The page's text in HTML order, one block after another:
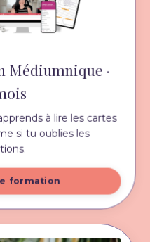
Médiumnique ·
à lire les cartes
si tu oublies les
formation